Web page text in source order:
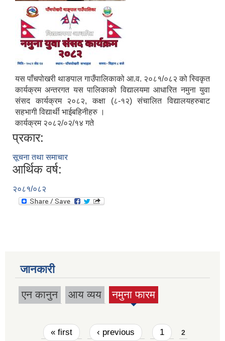
यस पाँचपोखरी थाङपाल गाउँपालिकाको आ.व. २०८१/०८२ को स्विकृत
कार्यक्रम अन्तरगत यस पालिकाको विद्यालयमा आधारित नमुना युवा
संसद कार्यक्रम २०८२, कक्षा (८-१२) संचालित विद्यालयहरुबाट
सहभागी विद्यार्थी भाईबहिनीहरु ।
कार्यक्रम २०८२/०२/१४ गते
प्रकार:
सूचना तथा समाचार
आर्थिक वर्ष:
२०८१/०८२
जानकारी
एन कानुन आय व्यय नमुना फारम
(active
Pages
« first ‹ previous 1 2